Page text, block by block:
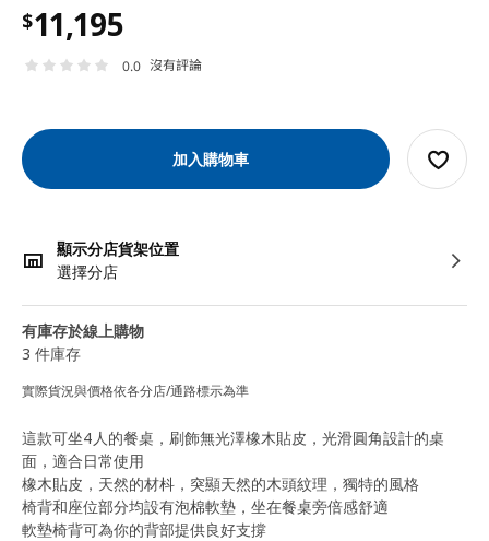
$11,195
0.0 沒有評論
加入購物車
顯示分店貨架位置
選擇分店
有庫存於線上購物
3 件庫存
實際貨況與價格依各分店/通路標示為準
這款可坐4人的餐桌，刷飾無光澤橡木貼皮，光滑圓角設計的桌
面，適合日常使用
橡木貼皮，天然的材枓，突顯天然的木頭紋理，獨特的風格
椅背和座位部分均設有泡棉軟墊，坐在餐桌旁倍感舒適
軟墊椅背可為你的背部提供良好支撐